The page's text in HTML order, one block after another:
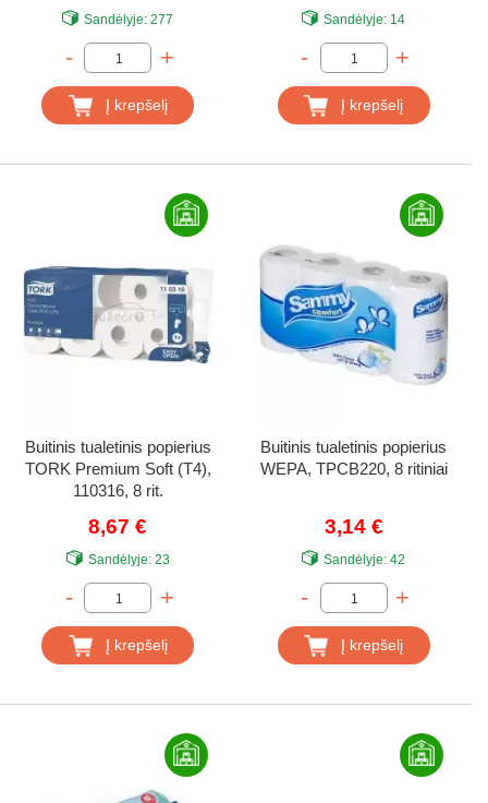
Sandėlyje: 277
- +
Į krepšelį
Sandėlyje: 14
- +
Į krepšelį
Buitinis tualetinis popierius
TORK Premium Soft (T4),
110316, 8 rit.
8,67 €
Sandėlyje:23
- +
Į krepšelį
Buitinis tualetinis popierius
WEPA, TPCB220, 8 ritiniai
3,14 €
Sandėlyje: 42
- +
Į krepšelį